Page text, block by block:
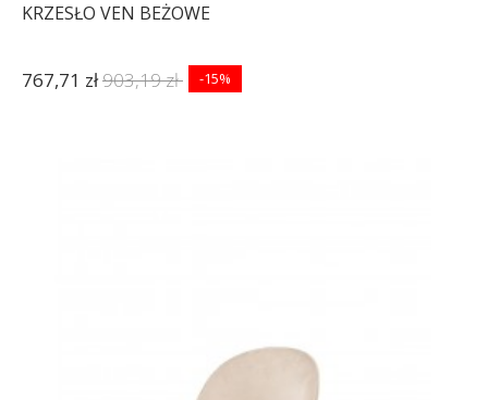
KRZESŁO VEN BEŻOWE
767,71 zł903,19 zł -15%